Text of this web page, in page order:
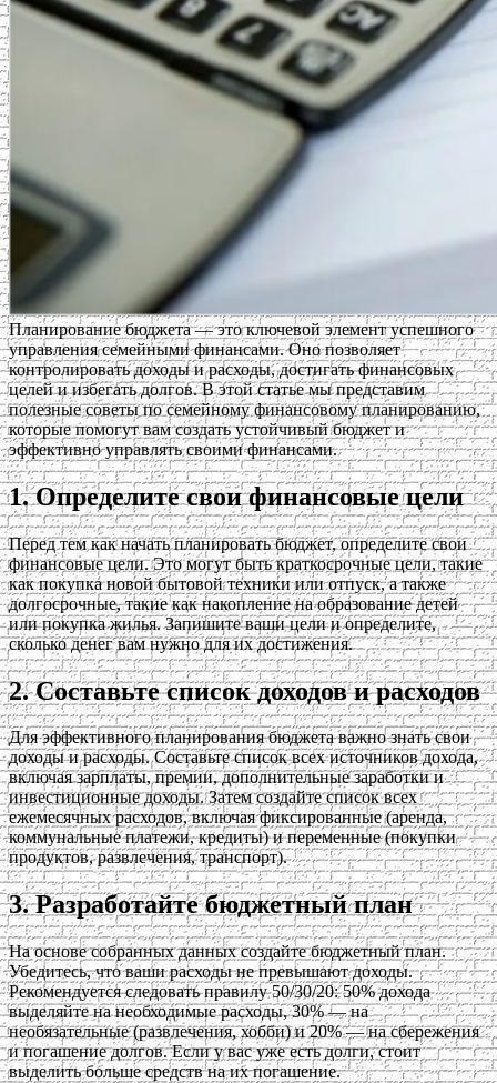
Планирование бюджета — это ключевой элемент успешного
управления семейными финансами. Оно позволяет
контролировать доходы и расходы, достигать финансовых
целей и избегать долгов. В этой статье мы представим
полезные советы по семейному финансовому планированию,
которые помогут вам создать устойчивый бюджет и
эффективно управлять своими финансами.
1. Определите свои финансовые цели
Перед тем как начать планировать бюджет, определите свои
финансовые цели. Это могут быть краткосрочные цели, такие
как покупка новой бытовой техники или отпуск, а также
долгосрочные, такие как накопление на образование детей
или покупка жилья. Запишите ваши цели и определите,
сколько денег вам нужно для их достижения.
2. Составьте список доходов и расходов
Для эффективного планирования бюджета важно знать свои
доходы и расходы. Составьте список всех источников дохода,
включая зарплаты, премии, дополнительные заработки и
инвестиционные доходы. Затем создайте список всех
ежемесячных расходов, включая фиксированные (аренда,
коммунальные платежи, кредиты) и переменные (покупки
продуктов, развлечения, транспорт).
3. Разработайте бюджетный план
На основе собранных данных создайте бюджетный план.
Убедитесь, что ваши расходы не превышают доходы.
Рекомендуется следовать правилу 50/30/20: 50% дохода
выделяйте на необходимые расходы, 30% — на
необязательные (развлечения, хобби) и 20% — на сбережения
и погашение долгов. Если у вас уже есть долги, стоит
выделить больше средств на их погашение.